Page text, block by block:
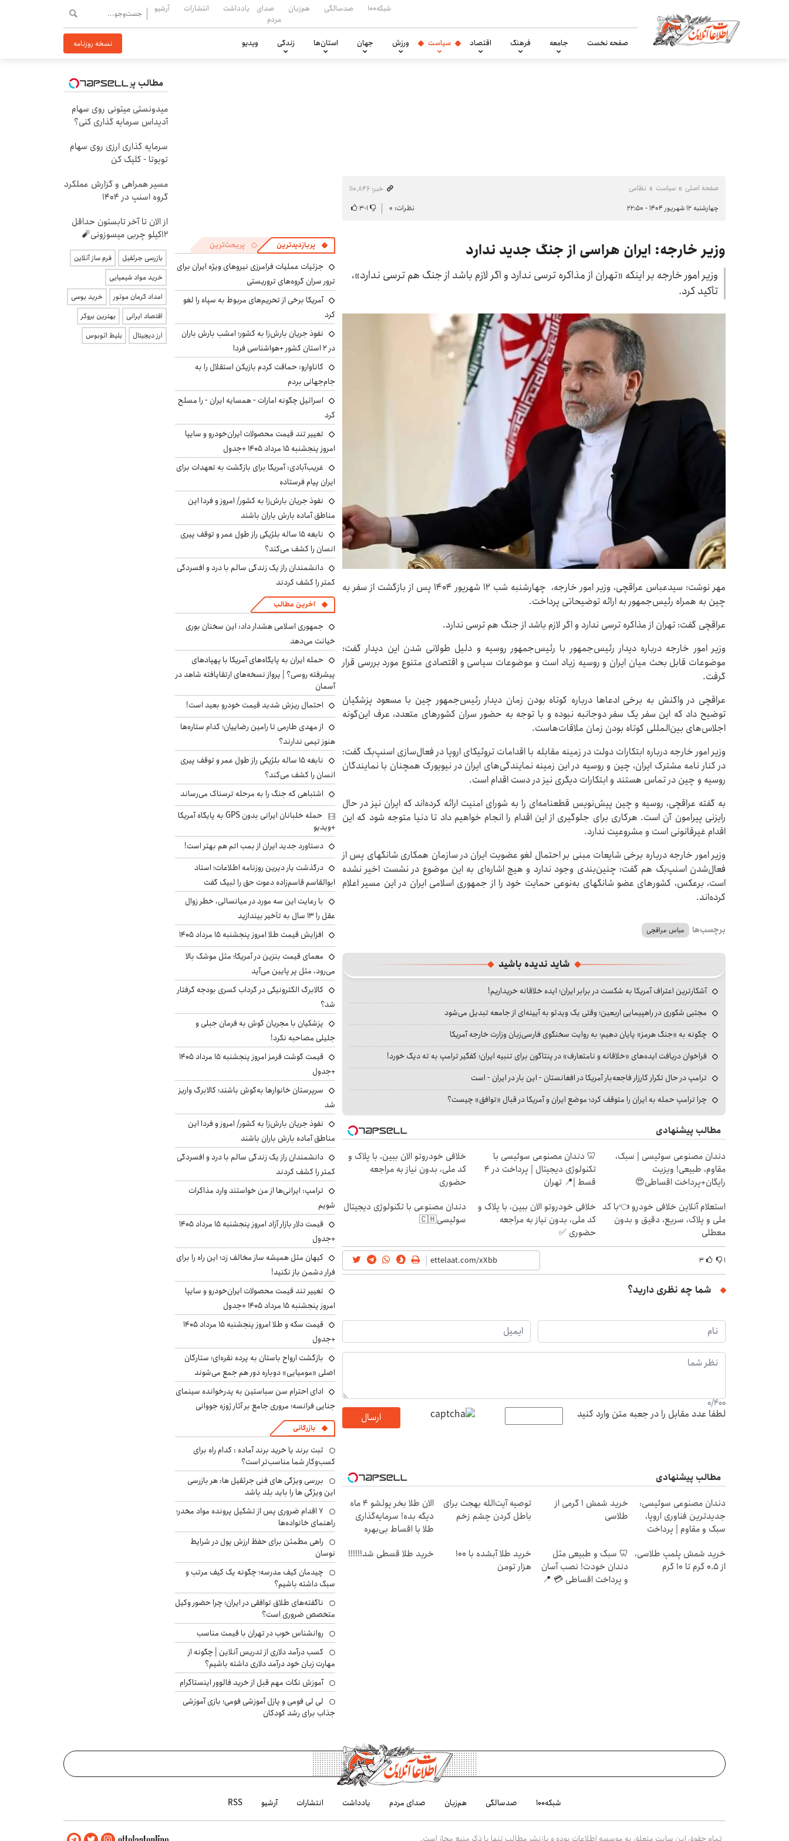
شبکه۱۰۰ صدسالگی هم‌زبان
صدای
مردم
یادداشت انتشارات آرشیو
صفحه نخست جامعه فرهنگ اقتصاد سیاست ورزش جهان استان‌ها زندگی ویدیو نسخه روزنامه
صفحه اصلی سیاست نظامی
خبر: ۱۱۰٬۸۴۶
چهارشنبه ۱۲ شهریور ۱۴۰۴ - ۲۲:۵۰
نظرات: ۰ ۱-۳
وزیر خارجه: ایران هراسی از جنگ جدید ندارد
وزیر امور خارجه بر اینکه «تهران از مذاکره ترسی ندارد و اگر لازم باشد از جنگ هم ترسی ندارد»،
تأکید کرد.
مهر نوشت: سیدعباس عراقچی، وزیر امور خارجه، چهارشنبه شب ۱۲ شهریور ۱۴۰۴ پس از بازگشت از سفر به
چین به همراه رئیس‌جمهور به ارائه توضیحاتی پرداخت.
عراقچی گفت: تهران از مذاکره ترسی ندارد و اگر لازم باشد از جنگ هم ترسی ندارد.
وزیر امور خارجه درباره دیدار رئیس‌جمهور با رئیس‌جمهور روسیه و دلیل طولانی شدن این دیدار گفت:
موضوعات قابل بحث میان ایران و روسیه زیاد است و موضوعات سیاسی و اقتصادی متنوع مورد بررسی قرار
گرفت.
عراقچی در واکنش به برخی ادعاها درباره کوتاه بودن زمان دیدار رئیس‌جمهور چین با مسعود پزشکیان
توضیح داد که این سفر یک سفر دوجانبه نبوده و با توجه به حضور سران کشورهای متعدد، عرف این‌گونه
اجلاس‌های بین‌المللی کوتاه بودن زمان ملاقات‌هاست.
وزیر امور خارجه درباره ابتکارات دولت در زمینه مقابله با اقدامات تروئیکای اروپا در فعال‌سازی اسنپ‌بک گفت:
در کنار نامه مشترک ایران، چین و روسیه در این زمینه نمایندگی‌های ایران در نیویورک همچنان با نمایندگان
روسیه و چین در تماس هستند و ابتکارات دیگری نیز در دست اقدام است.
به گفته عراقچی، روسیه و چین پیش‌نویس قطعنامه‌ای را به شورای امنیت ارائه کرده‌اند که ایران نیز در حال
رایزنی پیرامون آن است. هرکاری برای جلوگیری از این اقدام را انجام خواهیم داد تا دنیا متوجه شود که این
اقدام غیرقانونی است و مشروعیت ندارد.
وزیر امور خارجه درباره برخی شایعات مبنی بر احتمال لغو عضویت ایران در سازمان همکاری شانگهای پس از
فعال‌شدن اسنپ‌بک هم گفت: چنین‌بندی وجود ندارد و هیچ اشاره‌ای به این موضوع در نشست اخیر نشده
است، برعکس، کشورهای عضو شانگهای به‌نوعی حمایت خود را از جمهوری اسلامی ایران در این مسیر اعلام
کرده‌اند.
برچسب‌ها عباس عراقچی
شاید ندیده باشید
آشکارترین اعتراف آمریکا به شکست در برابر ایران؛ ایده خلاقانه خریداریم!
مجتبی شکوری در راهپیمایی اربعین؛ وقتی یک ویدئو به آیینه‌ای از جامعه تبدیل می‌شود
چگونه به «جنگ هرمز» پایان دهیم؛ به روایت سخنگوی فارسی‌زبان وزارت خارجه آمریکا
فراخوان دریافت ایده‌های «خلاقانه و نامتعارف» در پنتاگون برای تنبیه ایران؛ کفگیر ترامپ به ته دیگ خورد!
ترامپ در حال تکرار کارزار فاجعه‌بار آمریکا در افغانستان - این بار در ایران - است
چرا ترامپ حمله به ایران را متوقف کرد؛ موضع ایران و آمریکا در قبال «توافق» چیست؟
مطالب پیشنهادی
دندان مصنوعی سوئیسی | سبک،
مقاوم، طبیعی! ویزیت
رایگان+پرداخت اقساطی😍
🦷 دندان مصنوعی سوئیسی با
تکنولوژی دیجیتال | پرداخت در 4
قسط |📍 تهران
خلافی خودروتو الان ببین، با پلاک و
کد ملی، بدون نیاز به مراجعه
حضوری
استعلام آنلاین خلافی خودرو 👈با کد
ملی و پلاک، سریع، دقیق و بدون
معطلی
خلافی خودروتو الان ببین، با پلاک و
کد ملی، بدون نیاز به مراجعه
حضوری ✅
دندان مصنوعی با تکنولوژی دیجیتال
سوئیسی🇨🇭
۱ ۳
شما چه نظری دارید؟
0/400
لطفا عدد مقابل را در جعبه متن وارد کنید ارسال
مطالب پیشنهادی
دندان مصنوعی سوئیسی:
جدیدترین فناوری اروپا،
سبک و مقاوم | پرداخت
خرید شمش 1 گرمی از
طلاسی
توصیه آیت‌الله بهجت برای
باطل کردن چشم زخم
الان طلا بخر پولشو 4 ماه
دیگه بده! سرمایه‌گذاری
طلا با اقساط بی‌بهره
خرید شمش پلمپ طلاسی،
از ۰.۵ گرم تا ۱۰ گرم
🦷 سبک و طبیعی مثل
دندان خودت! نصب آسان
و پرداخت اقساطی 💳 📍
خرید طلا آبشده با 100
هزار تومن
خرید طلا قسطی شد!!!!!!
پربازدیدترین پربحث‌ترین
جزئیات عملیات فرامرزی نیروهای ویژه ایران برای
ترور سران گروه‌های تروریستی
آمریکا برخی از تحریم‌های مربوط به سپاه را لغو
کرد
نفوذ جریان بارش‌زا به کشور؛ امشب بارش باران
در ۲ استان کشور +هواشناسی فردا
کاناوارو: حماقت کردم بازیکن استقلال را به
جام‌جهانی بردم
اسرائیل چگونه امارات - همسایه ایران - را مسلح
کرد
تغییر تند قیمت محصولات ایران‌خودرو و سایپا
امروز پنجشنبه ۱۵ مرداد ۱۴۰۵ +جدول
غریب‌آبادی: آمریکا برای بازگشت به تعهدات برای
ایران پیام فرستاده
نفوذ جریان بارش‌زا به کشور/ امروز و فردا این
مناطق آماده بارش باران باشند
نابغه ۱۵ ساله بلژیکی راز طول عمر و توقف پیری
انسان را کشف می‌کند؟
دانشمندان راز یک زندگی سالم با درد و افسردگی
کمتر را کشف کردند
آخرین مطالب
جمهوری اسلامی هشدار داد: این سخنان بوری
خیانت می‌دهد
حمله ایران به پایگاه‌های آمریکا با پهپادهای
پیشرفته روسی؟ | پرواز نسخه‌های ارتقایافته شاهد در
آسمان
احتمال ریزش شدید قیمت خودرو بعید است!
از مهدی طارمی تا رامین رضاییان؛ کدام ستاره‌ها
هنوز تیمی ندارند؟
نابغه ۱۵ ساله بلژیکی راز طول عمر و توقف پیری
انسان را کشف می‌کند؟
اشتباهی که جنگ را به مرحله ترسناک می‌رساند
حمله خلبانان ایرانی بدون GPS به پایگاه آمریکا
+ویدیو
دستاورد جدید ایران از بمب اتم هم بهتر است!
درگذشت یار دیرین روزنامه اطلاعات؛ استاد
ابوالقاسم قاسم‌زاده دعوت حق را لبیک گفت
با رعایت این سه مورد در میانسالی، خطر زوال
عقل را ۱۳ سال به تأخیر بیندازید
افزایش قیمت طلا امروز پنجشنبه ۱۵ مرداد ۱۴۰۵
معمای قیمت بنزین در آمریکا؛ مثل موشک بالا
می‌رود، مثل پر پایین می‌آید
کالابرگ الکترونیکی در گرداب کسری بودجه گرفتار
شد؟
پزشکیان با مجریان گوش به فرمان جبلی و
جلیلی مصاحبه نکرد!
قیمت گوشت قرمز امروز پنجشنبه ۱۵ مرداد ۱۴۰۵
+جدول
سرپرستان خانوارها به‌گوش باشند؛ کالابرگ واریز
شد
نفوذ جریان بارش‌زا به کشور/ امروز و فردا این
مناطق آماده بارش باران باشند
دانشمندان راز یک زندگی سالم با درد و افسردگی
کمتر را کشف کردند
ترامپ: ایرانی‌ها از من خواستند وارد مذاکرات
شویم
قیمت دلار بازار آزاد امروز پنجشنبه ۱۵ مرداد ۱۴۰۵
+جدول
کیهان مثل همیشه ساز مخالف زد؛ این راه را برای
فرار دشمن باز نکنید!
تغییر تند قیمت محصولات ایران‌خودرو و سایپا
امروز پنجشنبه ۱۵ مرداد ۱۴۰۵ +جدول
قیمت سکه و طلا امروز پنجشنبه ۱۵ مرداد ۱۴۰۵
+جدول
بازگشت ارواح باستان به پرده نقره‌ای؛ ستارگان
اصلی «مومیایی» دوباره دور هم جمع می‌شوند
ادای احترام سن سباستین به پدرخوانده سینمای
جنایی فرانسه؛ مروری جامع بر آثار ژوزه جووانی
بازرگانی
ثبت برند یا خرید برند آماده : کدام راه برای
کسب‌وکار شما مناسب‌تر است؟
بررسی ویژگی های فنی جرثقیل ها: هر بازرسی
این ویژگی ها را باید بلد باشد
۷ اقدام ضروری پس از تشکیل پرونده مواد مخدر؛
راهنمای خانواده‌ها
راهی مطمئن برای حفظ ارزش پول در شرایط
نوسان
چیدمان کیف مدرسه؛ چگونه یک کیف مرتب و
سبک داشته باشیم؟
ناگفته‌های طلاق توافقی در ایران؛ چرا حضور وکیل
متخصص ضروری است؟
روانشناس خوب در تهران با قیمت مناسب
کسب درآمد دلاری از تدریس آنلاین | چگونه از
مهارت زبان خود درآمد دلاری داشته باشیم؟
آموزش نکات مهم قبل از خرید فالوور اینستاگرام
لی لی فومی و پازل آموزشی فومی؛ بازی آموزشی
جذاب برای رشد کودکان
مطالب پیشنهادی
میدونستی میتونی روی سهام
آدیداس سرمایه گذاری کنی؟
سرمایه گذاری ارزی روی سهام
تویوتا - کلیک کن
مسیر همراهی و گزارش عملکرد
گروه اسنپ در ۱۴۰۴
از الان تا آخر تابستون حداقل
12کیلو چربی میسوزونی🧨
بازرسی جرثقیل
فرم ساز آنلاین
خرید مواد شیمیایی
امداد کرمان موتور
خرید یوسی
اقتصاد ایرانی
بهترین بروکر
ارز دیجیتال
بلیط اتوبوس
شبکه۱۰۰ صدسالگی هم‌زبان صدای مردم یادداشت انتشارات آرشیو RSS